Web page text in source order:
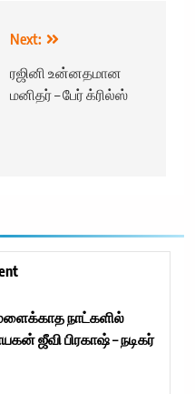
Next:
ரஜினி உன்னதமான
மனிதர் – பேர் க்ரில்ஸ்
நாட்களில்
ஜீவி பிரகாஷ் – நடிகர்